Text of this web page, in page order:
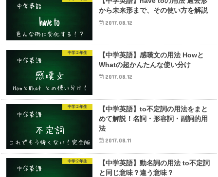
から未来形まで、その使い方を解説
2017.08.12
中学２年生
【中学英語】感嘆文の用法 Howと
Whatの超かんたんな使い分け
2017.08.12
中学２年生
【中学英語】to不定詞の用法をまと
めて解説！名詞・形容詞・副詞的用
法
2017.08.11
中学２年生
【中学英語】動名詞の用法 to不定詞
と同じ意味？違う意味？